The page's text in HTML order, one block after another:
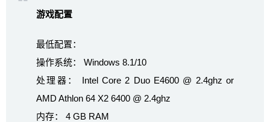
游戏配置
最低配置：
操作系统： Windows 8.1/10
处理器： Intel Core 2 Duo E4600 @ 2.4ghz or
AMD Athlon 64 X2 6400 @ 2.4ghz
内存： 4 GB RAM